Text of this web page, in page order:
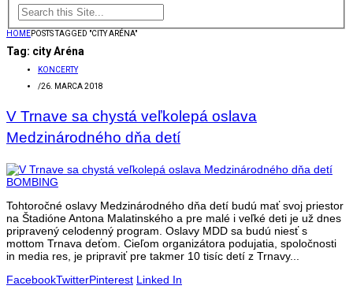
HOMEPOSTS TAGGED "CITY ARÉNA"
Tag: city Aréna
KONCERTY
/26. MARCA 2018
V Trnave sa chystá veľkolepá oslava
Medzinárodného dňa detí
Tohtoročné oslavy Medzinárodného dňa detí budú mať svoj priestor
na Štadióne Antona Malatinského a pre malé i veľké deti je už dnes
pripravený celodenný program. Oslavy MDD sa budú niesť s
mottom Trnava deťom. Cieľom organizátora podujatia, spoločnosti
in media res, je pripraviť pre takmer 10 tisíc detí z Trnavy...
FacebookTwitterPinterest Linked In